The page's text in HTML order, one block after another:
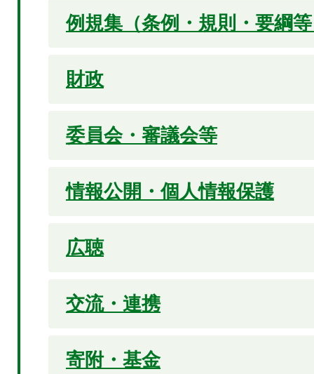
例規集（条例・規則・要綱
財政
委員会・審議会等
情報公開・個人情報保護
広聴
交流・連携
寄附・基金